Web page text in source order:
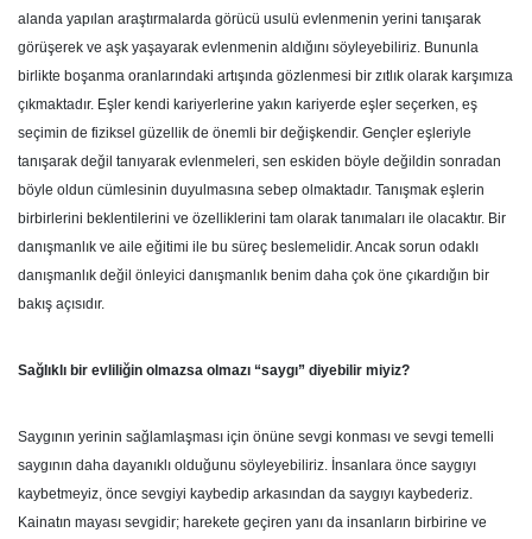
alanda yapılan araştırmalarda görücü usulü evlenmenin yerini tanışarak
görüşerek ve aşk yaşayarak evlenmenin aldığını söyleyebiliriz. Bununla
birlikte boşanma oranlarındaki artışında gözlenmesi bir zıtlık olarak karşımıza
çıkmaktadır. Eşler kendi kariyerlerine yakın kariyerde eşler seçerken, eş
seçimin de fiziksel güzellik de önemli bir değişkendir. Gençler eşleriyle
tanışarak değil tanıyarak evlenmeleri, sen eskiden böyle değildin sonradan
böyle oldun cümlesinin duyulmasına sebep olmaktadır. Tanışmak eşlerin
birbirlerini beklentilerini ve özelliklerini tam olarak tanımaları ile olacaktır. Bir
danışmanlık ve aile eğitimi ile bu süreç beslemelidir. Ancak sorun odaklı
danışmanlık değil önleyici danışmanlık benim daha çok öne çıkardığın bir
bakış açısıdır.
Sağlıklı bir evliliğin olmazsa olmazı “saygı” diyebilir miyiz?
Saygının yerinin sağlamlaşması için önüne sevgi konması ve sevgi temelli
saygının daha dayanıklı olduğunu söyleyebiliriz. İnsanlara önce saygıyı
kaybetmeyiz, önce sevgiyi kaybedip arkasından da saygıyı kaybederiz.
Kainatın mayası sevgidir; harekete geçiren yanı da insanların birbirine ve